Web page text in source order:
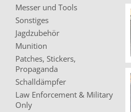
Messer und Tools
Sonstiges
Jagdzubehör
Munition
Patches, Stickers,
Propaganda
Schalldämpfer
Law Enforcement & Military
Only